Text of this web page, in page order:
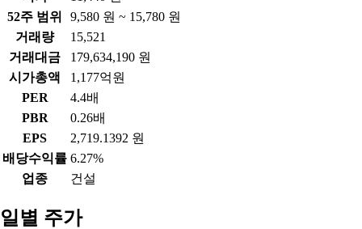
52주 범위
9,580 원 ~ 15,780 원
거래량
15,521
거래대금
179,634,190 원
시가총액
1,177억원
PER
4.4배
PBR
0.26배
EPS
2,719.1392 원
배당수익률 6.27%
업종
건설
일별 주가